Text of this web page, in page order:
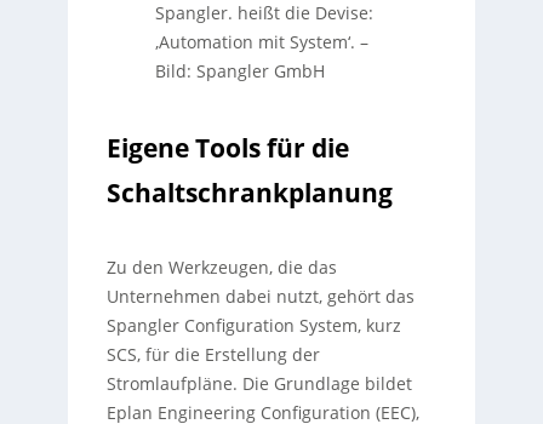
Spangler. heißt die Devise:
‚Automation mit System‘. –
Bild: Spangler GmbH
Eigene Tools für die
Schaltschrankplanung
Zu den Werkzeugen, die das
Unternehmen dabei nutzt, gehört das
Spangler Configuration System, kurz
SCS, für die Erstellung der
Stromlaufpläne. Die Grundlage bildet
Eplan Engineering Configuration (EEC),